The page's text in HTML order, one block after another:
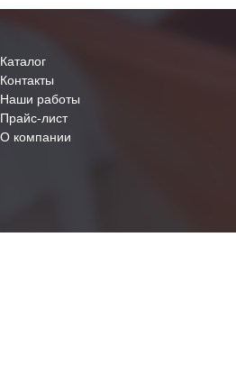
Каталог
Контакты
Наши работы
Прайс-лист
О компании